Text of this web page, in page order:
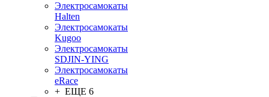
Электросамокаты
Halten
Электросамокаты
Kugoo
Электросамокаты
SDJIN-YING
Электросамокаты
eRace
+ ЕЩЕ 6